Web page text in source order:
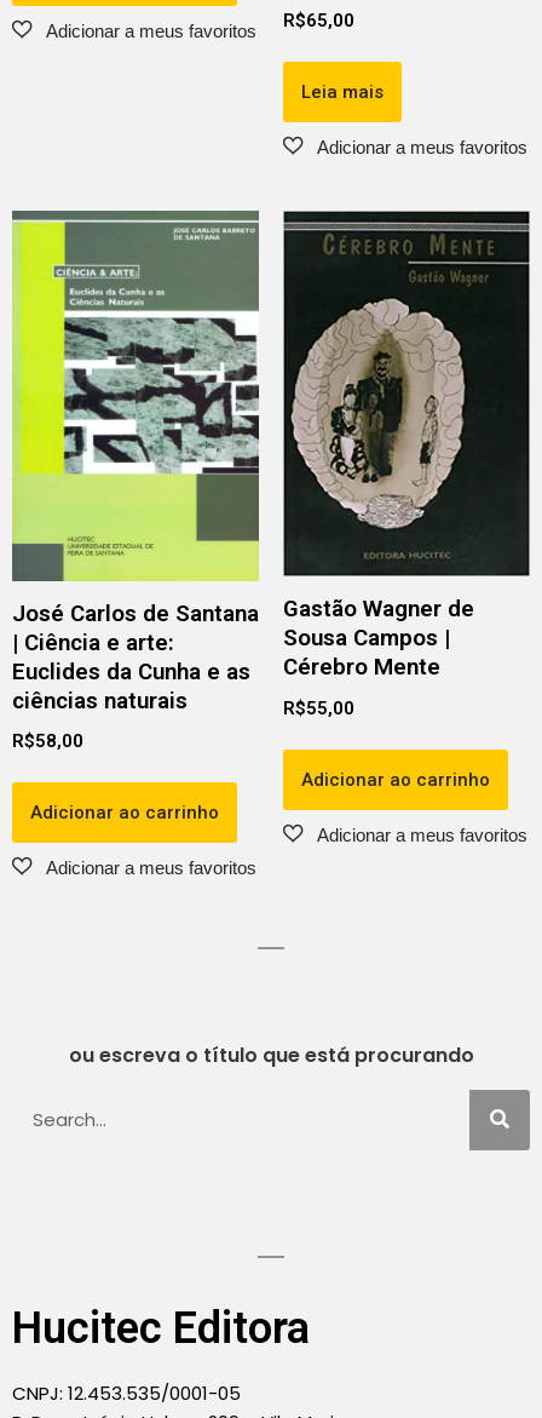
R$65,00
Leia mais
José Carlos de Santana
| Ciência e arte:
Euclides da Cunha e as
ciências naturais
R$58,00
Adicionar ao carrinho
Gastão Wagner de
Sousa Campos |
Cérebro Mente
R$55,00
Adicionar ao carrinho
ou escreva o título que está procurando
Hucitec Editora
CNPJ: 12.453.535/0001-05